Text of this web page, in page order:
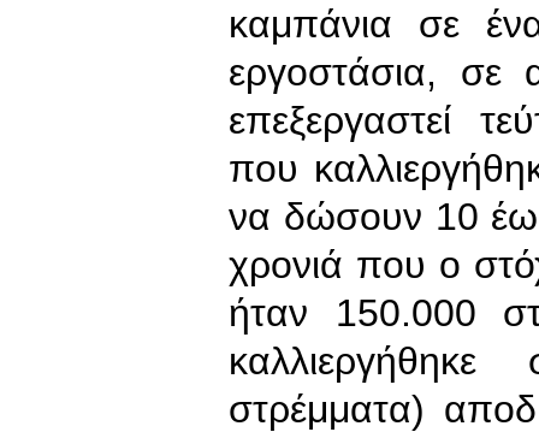
καμπάνια σε
εργοστάσια, σε
επεξεργαστεί
που
να δώσουν 10
χρονιά που ο
ήταν 150.000
στρέμματα)